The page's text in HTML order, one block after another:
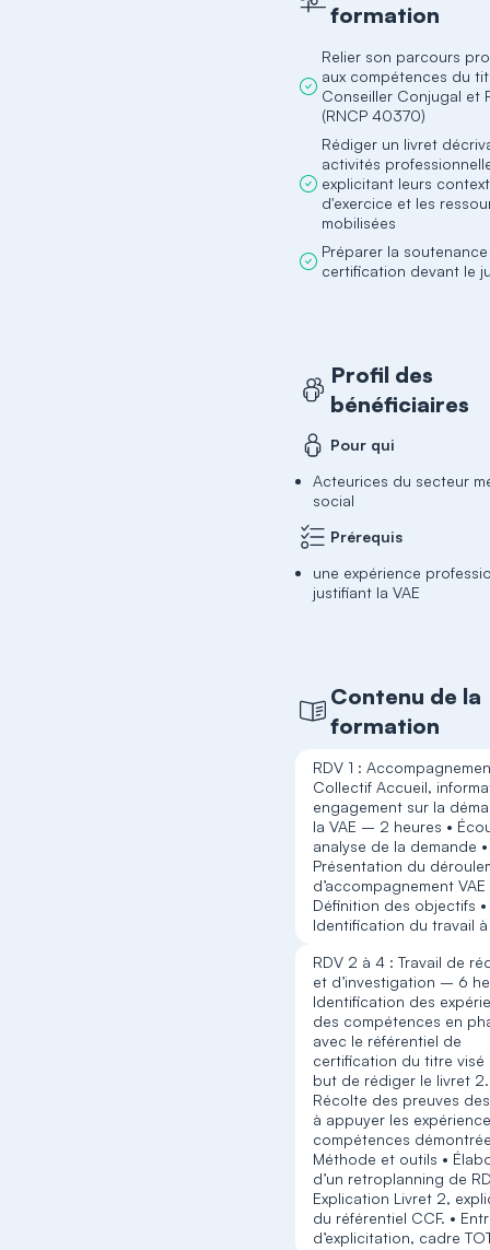
formation
Relier son parcours
aux compétences du
Conseiller Conjugal et
(RNCP 40370)
Rédiger un livret
activités
explicitant leurs
d'exercice et les
mobilisées
Préparer la
certification devant le
Profil des
bénéficiaires
Pour qui
Acteurices du secteur
social
Prérequis
une expérience
justifiant la VAE
Contenu de la
formation
RDV 1 :
Collectif Accueil,
engagement sur la
la VAE – 2 heures •
analyse de la demande •
Présentation du
d’accompagnement VAE
Définition des objectifs •
Identification du travail
RDV 2 à 4 : Travail de
et d’investigation – 6
Identification des
des compétences en
avec le référentiel de
certification du titre visé
but de rédiger le livret 2.
Récolte des preuves
à appuyer les
compétences
Méthode et outils •
d’un retroplanning de
Explication Livret 2,
du référentiel CCF. •
d’explicitation, cadre